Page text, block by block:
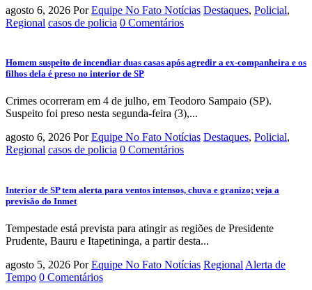
agosto 6, 2026 Por Equipe No Fato Notícias Destaques, Policial,
Regional casos de policia 0 Comentários
Homem suspeito de incendiar duas casas após agredir a ex-companheira e os
filhos dela é preso no interior de SP
Crimes ocorreram em 4 de julho, em Teodoro Sampaio (SP).
Suspeito foi preso nesta segunda-feira (3),...
agosto 6, 2026 Por Equipe No Fato Notícias Destaques, Policial,
Regional casos de policia 0 Comentários
Interior de SP tem alerta para ventos intensos, chuva e granizo; veja a
previsão do Inmet
Tempestade está prevista para atingir as regiões de Presidente
Prudente, Bauru e Itapetininga, a partir desta...
agosto 5, 2026 Por Equipe No Fato Notícias Regional Alerta de
Tempo 0 Comentários